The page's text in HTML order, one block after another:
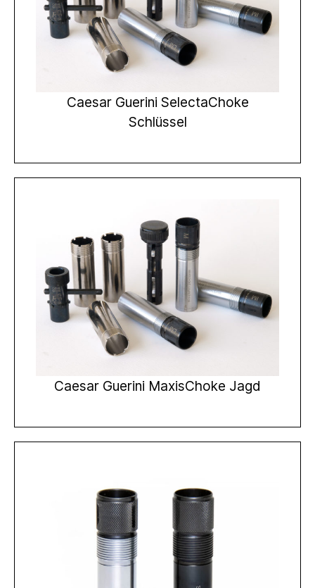
Caesar Guerini SelectaChoke
Schlüssel
Caesar Guerini MaxisChoke Jagd